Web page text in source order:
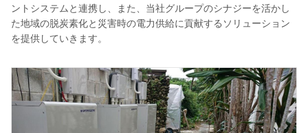
ントシステムと連携し、また、当社グループのシナジーを活かし
た地域の脱炭素化と災害時の電力供給に貢献するソリューション
を提供していきます。